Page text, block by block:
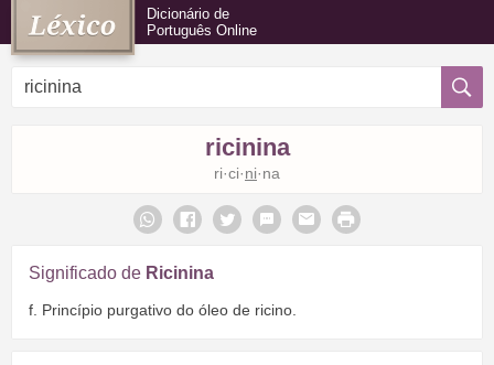
Dicionário de
Português Online
ricinina
ri·ci·ni·na
Significado de Ricinina
f. Princípio purgativo do óleo de ricino.